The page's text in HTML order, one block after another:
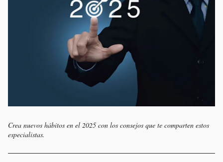
Crea nuevos hábitos en el 2025 con los consejos que te comparten estos
especialistas.